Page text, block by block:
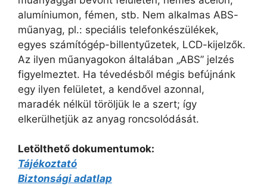
alumíniumon, fémen, stb. Nem alkalmas ABS-
műanyag, pl.: speciális telefonkészülékek,
egyes számítógép-billentyűzetek, LCD-kijelzők.
Az ilyen műanyagokon általában „ABS” jelzés
figyelmeztet. Ha tévedésből mégis befújnánk
egy ilyen felületet, a kendővel azonnal,
maradék nélkül töröljük le a szert; így
elkerülhetjük az anyag roncsolódását.
Letölthető dokumentumok:
Tájékoztató
Biztonsági adatlap